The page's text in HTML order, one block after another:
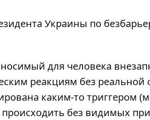
Украины по
для человека
реакциям без реальной
каким-то триггером
без видимых